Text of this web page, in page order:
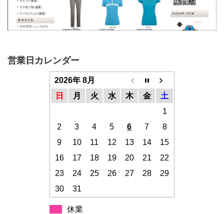
営業日カレンダー
2026年 8月
日
月 火 水 木 金
土
1
2
3 4 5 6 7
8
9
10 11 12 13 14
15
16
17 18 19 20 21
22
23
24 25 26 27 28
29
30
31
休業